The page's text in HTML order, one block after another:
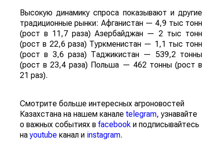
Высокую динамику спроса показывают и другие
традиционные рынки: Афганистан — 4,9 тыс тонн
(рост в 11,7 раза) Азербайджан — 2 тыс тонн
(рост в 22,6 раза) Туркменистан — 1,1 тыс тонн
(рост в 3,6 раза) Таджикистан — 539,2 тонны
(рост в 23,4 раза) Польша — 462 тонны (рост в
21 раз).
Смотрите больше интересных агроновостей
Казахстана на нашем канале telegram, узнавайте
о важных событиях в facebook и подписывайтесь
наyoutube канал и instagram.